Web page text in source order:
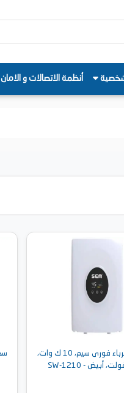
أنظمة الاتصالات و الامان
سخان كهرباء فورى سيم، 10 ك وات،